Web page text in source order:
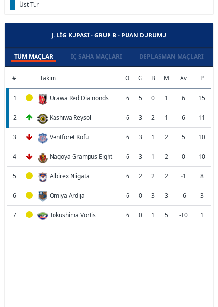
Üst Tur
J. LIG KUPASI - GRUP B - PUAN DURUMU
TÜM MAÇLAR İÇ SAHA MAÇLARI DEPLASMAN MAÇLARI
# Takım O G B M Av P
1 Urawa Red Diamonds 6 5 0 1 6 15
2 Kashiwa Reysol 6 3 2 1 6 11
3 Ventforet Kofu 6 3 1 2 5 10
4 Nagoya Grampus Eight 6 3 1 2 0 10
5 Albirex Niigata 6 2 2 2 -1 8
6 Omiya Ardija 6 0 3 3 -6 3
7 Tokushima Vortis 6 0 1 5 -10 1